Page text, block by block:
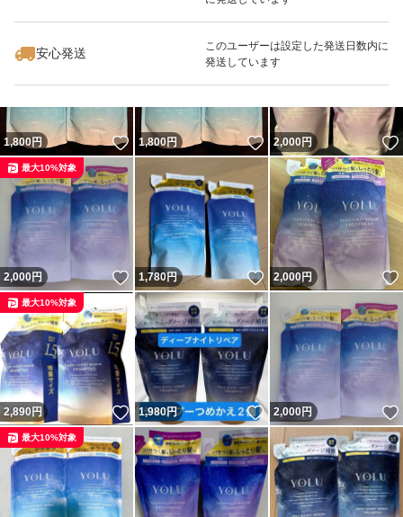
安心発送
このユーザーは設定した発送日数内に
発送しています
いいね！
1,990
1,800円 いいね！
1,800円 いいね！
2,000円
2,000円 いいね！
最大10%対象
1,780円 いいね！
2,000円
2,890 円 いいね！
最大10%対象
1,980円 いいね！
2,000円
最大10%対象